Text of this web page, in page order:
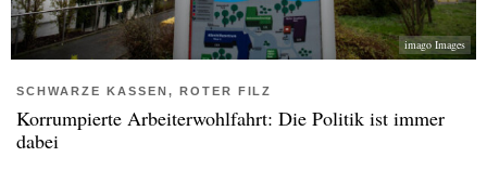
imago Images
SCHWARZE KASSEN, ROTER FILZ
Korrumpierte Arbeiterwohlfahrt: Die Politik ist immer
dabei